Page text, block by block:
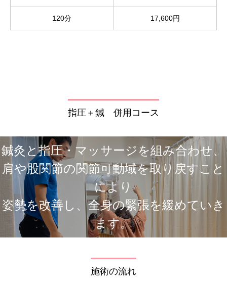
120分 17,600円
指圧＋鍼 併用コース
鍼灸と指圧・マッサージを組み合わせ、
肩や股関節の関節可動域を取り戻すこと
により
姿勢を改善し、全身の緊張を緩めていき
ます。
施術の流れ